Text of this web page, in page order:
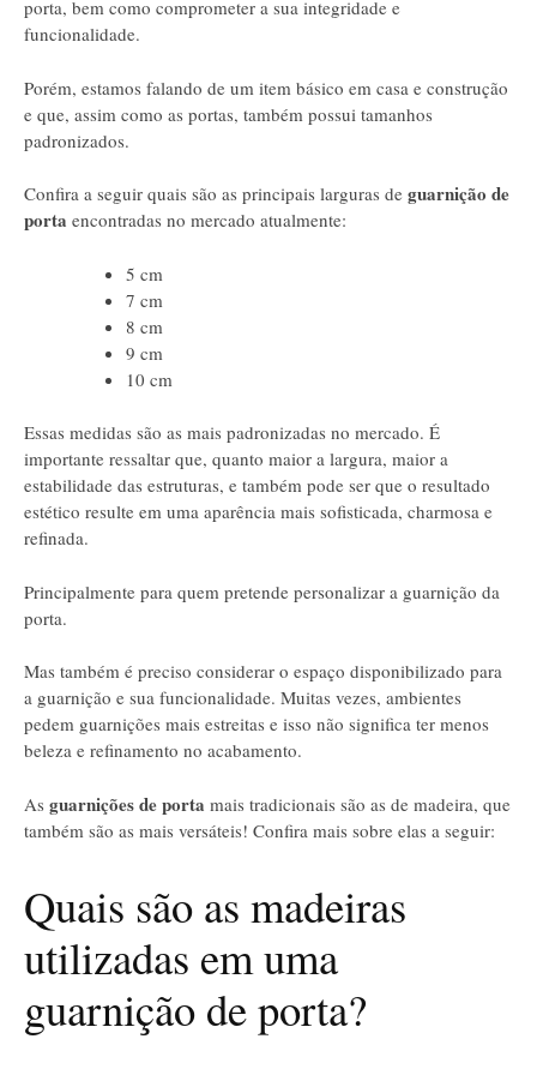
porta, bem como comprometer a sua integridade e
funcionalidade.
Porém, estamos falando de um item básico em casa e construção
e que, assim como as portas, também possui tamanhos
padronizados.
Confira a seguir quais são as principais larguras de guarnição de
porta encontradas no mercado atualmente:
5 cm
7 cm
8 cm
9 cm
10 cm
Essas medidas são as mais padronizadas no mercado. É
importante ressaltar que, quanto maior a largura, maior a
estabilidade das estruturas, e também pode ser que o resultado
estético resulte em uma aparência mais sofisticada, charmosa e
refinada.
Principalmente para quem pretende personalizar a guarnição da
porta.
Mas também é preciso considerar o espaço disponibilizado para
a guarnição e sua funcionalidade. Muitas vezes, ambientes
pedem guarnições mais estreitas e isso não significa ter menos
beleza e refinamento no acabamento.
As guarnições de porta mais tradicionais são as de madeira, que
também são as mais versáteis! Confira mais sobre elas a seguir:
Quais são as madeiras
utilizadas em uma
guarnição de porta?